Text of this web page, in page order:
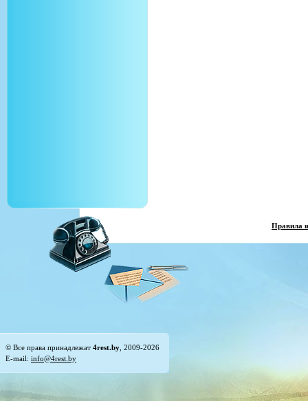
Правила
© Все права принадлежат 4rest.by , 2009-2026
E-mail: info@4rest.by